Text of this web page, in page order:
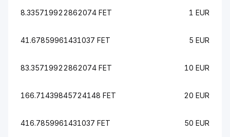
8.335719922862074 FET 1 EUR
41.67859961431037 FET 5 EUR
83.35719922862074 FET 10 EUR
166.71439845724148 FET 20 EUR
416.7859961431037 FET 50 EUR